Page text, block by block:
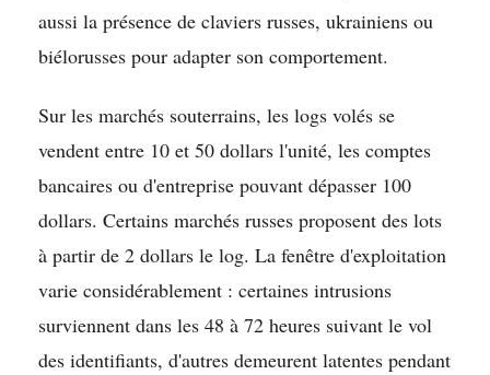
aussi la présence de claviers russes, ukrainiens ou
biélorusses pour adapter son comportement.
Sur les marchés souterrains, les logs volés se
vendent entre 10 et 50 dollars l'unité, les comptes
bancaires ou d'entreprise pouvant dépasser 100
dollars. Certains marchés russes proposent des lots
à partir de 2 dollars le log. La fenêtre d'exploitation
varie considérablement : certaines intrusions
surviennent dans les 48 à 72 heures suivant le vol
des identifiants, d'autres demeurent latentes pendant